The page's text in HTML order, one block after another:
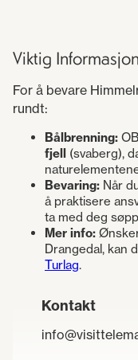
Viktig
For å bevare
rundt:
Bålbrenning:
fjell (svaberg),
Bevaring: Når
å praktisere
ta med deg
Mer info:
Drangedal, kan
Turlag.
Kontakt